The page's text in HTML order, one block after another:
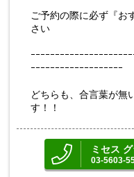
ご予約の際に必ず『お
さい
ｰｰｰｰｰｰｰｰｰｰｰｰｰｰｰｰｰｰｰｰ
ｰｰｰｰｰｰｰｰｰｰｰｰｰｰｰｰｰｰｰ
どちらも、合言葉が無
す！！
ミセス
03-5603-